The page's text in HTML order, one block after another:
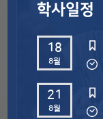
학사일정
18
8월
21
8월